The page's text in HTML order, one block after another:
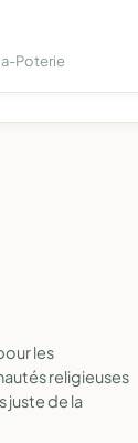
Poterie
les
religieuses
juste de la